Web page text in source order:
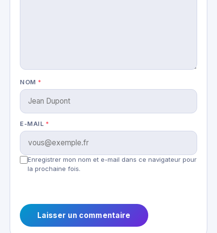
NOM *
E-MAIL *
Enregistrer mon nom et e-mail dans ce navigateur pour
la prochaine fois.